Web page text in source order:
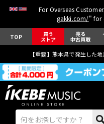
For Overseas
gakki.com/" for
TOP 買う
ストア
売る
中古買取
【重要】熊本県で発生した